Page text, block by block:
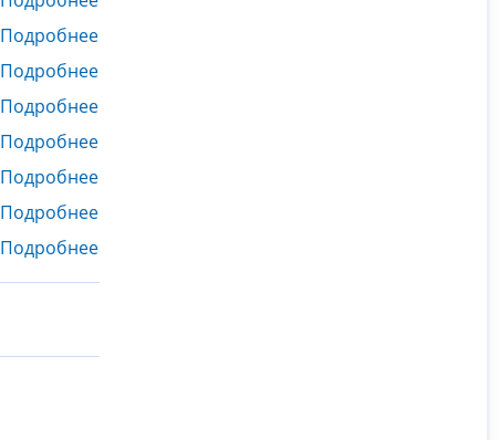
Подробнее
Подробнее
Подробнее
Подробнее
Подробнее
Подробнее
Подробнее